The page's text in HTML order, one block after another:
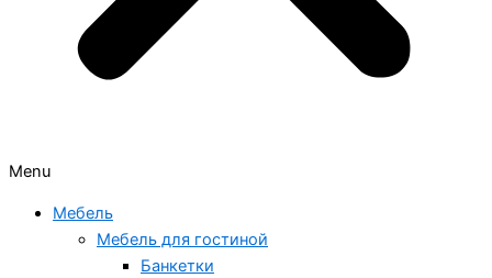
Menu
Мебель
Мебель для гостиной
Банкетки